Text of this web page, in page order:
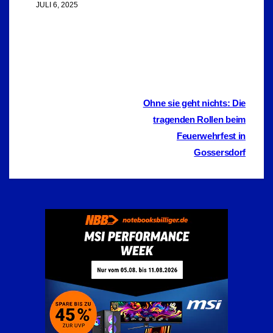
JULI 6, 2025
BeitragsnavigationOhne sie geht nichts: Die
tragenden Rollen beim
Feuerwehrfest in
Gossersdorf